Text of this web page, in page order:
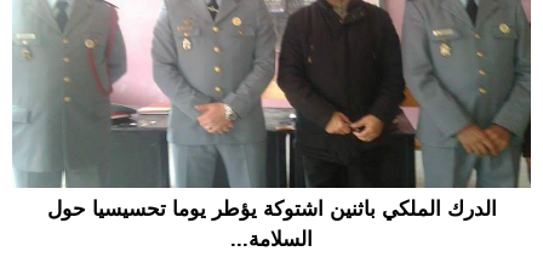
الدرك الملكي باثنين اشتوكة يؤطر يوما تحسيسيا حول
السلامة...